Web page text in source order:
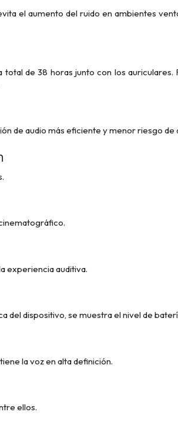
el aumento del ruido en ambientes
de 38 horas junto con los auriculares.
de audio más eficiente y menor riesgo de
experiencia auditiva.
del dispositivo, se muestra el nivel de
la voz en alta definición.
ellos.